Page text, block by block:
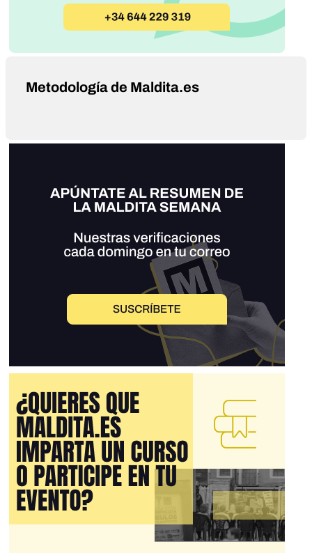
Metodología de Maldita.es